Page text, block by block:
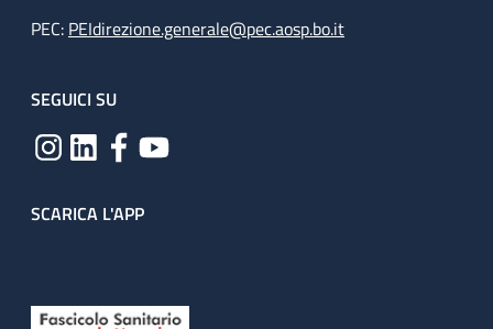
PEC: PEIdirezione.generale@pec.aosp.bo.it
SEGUICI SU
SCARICA L'APP